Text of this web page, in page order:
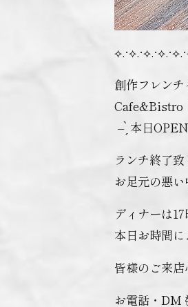
創作フレン
Cafe&Bistro
– ̗̀ 本日
ランチ終了
お足元の悪
ディナーは
本日お時間
皆様のご来
お電話・DM